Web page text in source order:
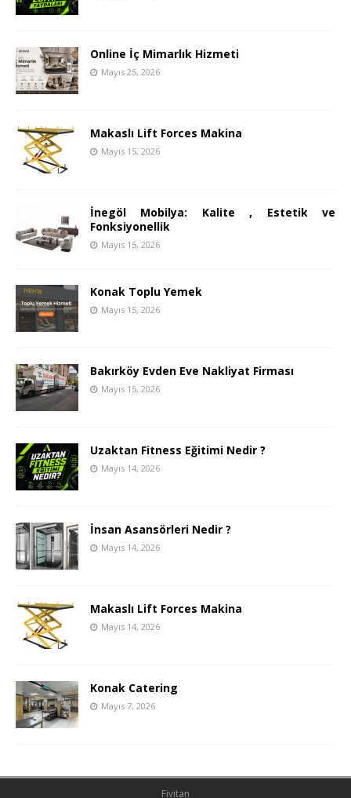
Online İç Mimarlık Hizmeti
Mayıs 25, 2026
Makaslı Lift Forces Makina
Mayıs 15, 2026
İnegöl Mobilya: Kalite , Estetik ve
Fonksiyonellik
Mayıs 15, 2026
Konak Toplu Yemek
Mayıs 15, 2026
Bakırköy Evden Eve Nakliyat Firması
Mayıs 15, 2026
Uzaktan Fitness Eğitimi Nedir ?
Mayıs 14, 2026
İnsan Asansörleri Nedir ?
Mayıs 14, 2026
Makaslı Lift Forces Makina
Mayıs 14, 2026
Konak Catering
Mayıs 7, 2026
Fivitan